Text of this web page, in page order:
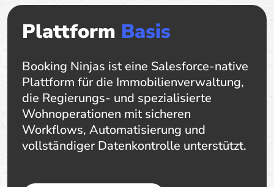
Plattform Basis
Booking Ninjas ist eine Salesforce-native
Plattform für die Immobilienverwaltung,
die Regierungs- und spezialisierte
Wohnoperationen mit sicheren
Workflows, Automatisierung und
vollständiger Datenkontrolle unterstützt.